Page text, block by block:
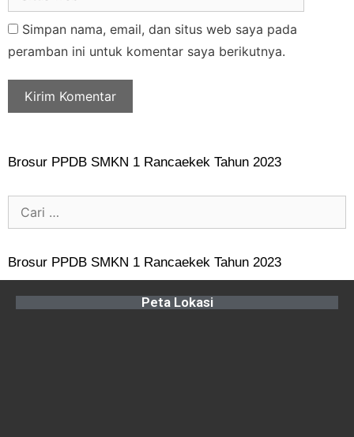
Simpan nama, email, dan situs web saya pada
peramban ini untuk komentar saya berikutnya.
Brosur PPDB SMKN 1 Rancaekek Tahun 2023
Brosur PPDB SMKN 1 Rancaekek Tahun 2023
Peta Lokasi